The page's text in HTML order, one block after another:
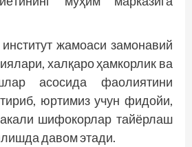
жамоаси замонавий
халқаро ҳамкорлик ва
асосида фаолиятини
юртимиз учун фидойи,
шифокорлар тайёрлаш
давом этади.